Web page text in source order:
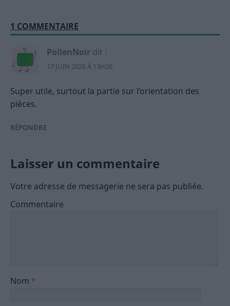
1 COMMENTAIRE
PollenNoir dit :
17 JUIN 2026 À 13H26
Super utile, surtout la partie sur l’orientation des
pièces.
RÉPONDRE
Laisser un commentaire
Votre adresse de messagerie ne sera pas publiée.
Commentaire
Nom *